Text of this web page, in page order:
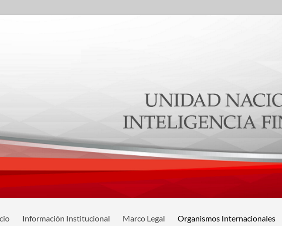
Información Institucional Marco Legal Organismos Internacionales